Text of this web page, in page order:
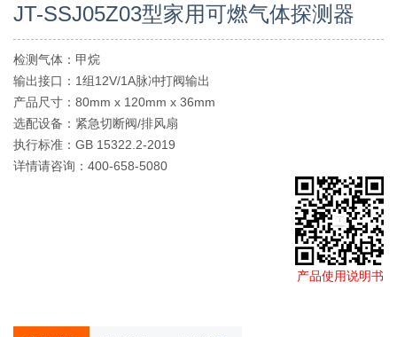
JT-SSJ05Z03型家用可燃气体探测器
检测气体：甲烷
输出接口：1组12V/1A脉冲打阀输出
产品尺寸：80mm x 120mm x 36mm
选配设备：紧急切断阀/排风扇
执行标准：GB 15322.2-2019
详情请咨询：400-658-5080
产品使用说明书